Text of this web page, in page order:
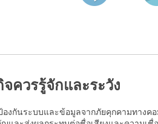
ควรรู้จักและระวัง
กันระบบและข้อมูลจากภัยคุกคามทางคอ